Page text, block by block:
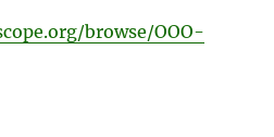
browse/OOO-